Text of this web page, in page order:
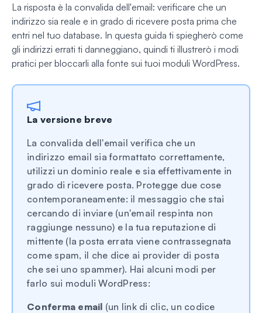
La risposta è la convalida dell'email: verificare che un
indirizzo sia reale e in grado di ricevere posta prima che
entri nel tuo database. In questa guida ti spiegherò come
gli indirizzi errati ti danneggiano, quindi ti illustrerò i modi
pratici per bloccarli alla fonte sui tuoi moduli WordPress.
La versione breve
La convalida dell'email verifica che un
indirizzo email sia formattato correttamente,
utilizzi un dominio reale e sia effettivamente in
grado di ricevere posta. Protegge due cose
contemporaneamente: il messaggio che stai
cercando di inviare (un'email respinta non
raggiunge nessuno) e la tua reputazione di
mittente (la posta errata viene contrassegnata
come spam, il che dice ai provider di posta
che sei uno spammer). Hai alcuni modi per
farlo sui moduli WordPress:
Conferma email (un link di clic, un codice